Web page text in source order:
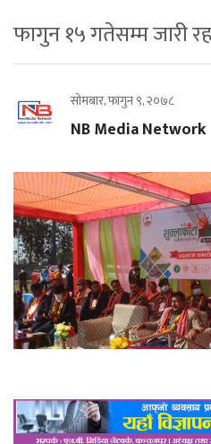
फागुन १५ गतेसम्म जारी
सोमबार, फागुन ९, २०७८
NB Media Network